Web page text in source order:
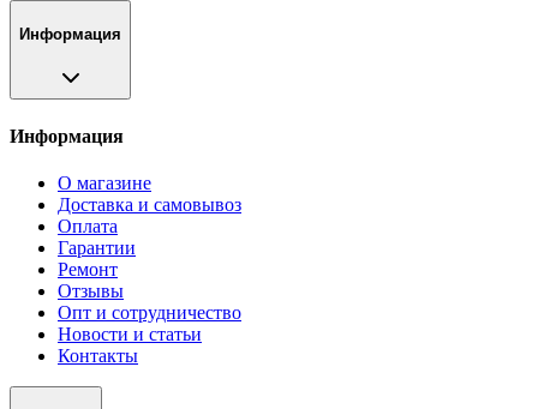
Информация
Информация
О магазине
Доставка и самовывоз
Оплата
Гарантии
Ремонт
Отзывы
Опт и сотрудничество
Новости и статьи
Контакты